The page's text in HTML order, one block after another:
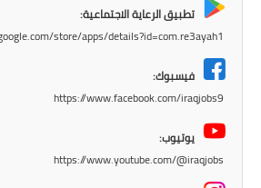
اخبار
تطبيق الرعاية الاجتماعية:
store/apps/details?id=com.re3ayah1
فيسبوك:
https://www.facebook.com/iraqjobs9
يوتيوب:
https://www.youtube.com/@iraqjobs